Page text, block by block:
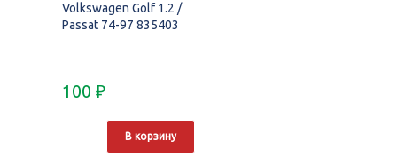
Volkswagen Golf 1.2 /
Passat 74-97 835403
100 ₽
В корзину